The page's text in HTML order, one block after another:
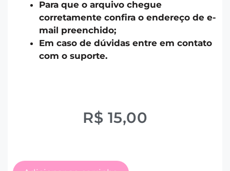
Para que o arquivo chegue
corretamente confira o endereço de e-
mail preenchido;
Em caso de dúvidas entre em contato
com o suporte.
R$ 15,00